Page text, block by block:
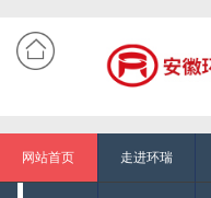
网站首页 走进环瑞